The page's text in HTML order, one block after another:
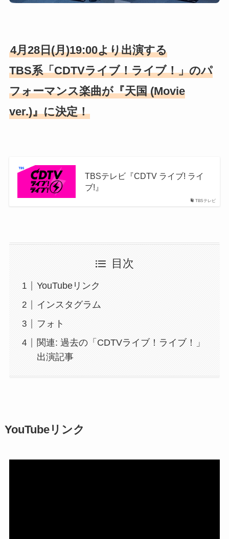
4月28日(月)19:00より出演する
TBS系「CDTVライブ！ライブ！」のパ
フォーマンス楽曲が『天国 (Movie
ver.)』に決定！
TBSテレビ
TBSテレビ『CDTV ライブ! ライ
ブ!』
目次
YouTubeリンク
インスタグラム
フォト
関連: 過去の「CDTVライブ！ライブ！」
出演記事
YouTubeリンク